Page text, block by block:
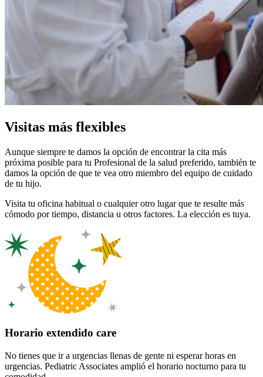
Visitas más flexibles
Aunque siempre te damos la opción de encontrar la cita más
próxima posible para tu Profesional de la salud preferido, también te
damos la opción de que te vea otro miembro del equipo de cuidado
de tu hijo.
Visita tu oficina habitual o cualquier otro lugar que te resulte más
cómodo por tiempo, distancia u otros factores. La elección es tuya.
Horario extendido care
No tienes que ir a urgencias llenas de gente ni esperar horas en
urgencias. Pediatric Associates amplió el horario nocturno para tu